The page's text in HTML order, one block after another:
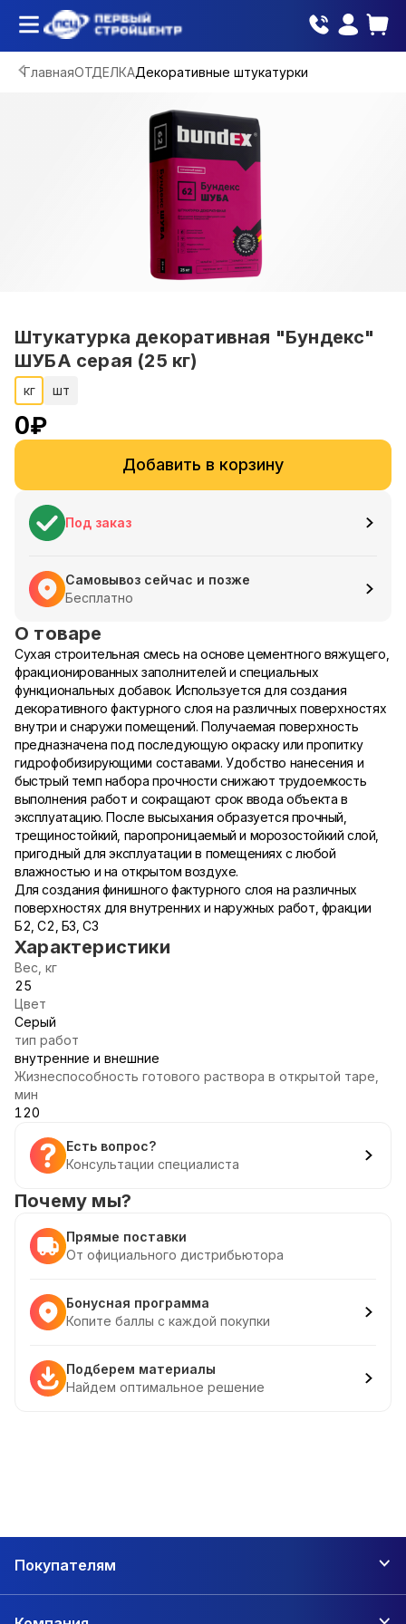
ГлавнаяОТДЕЛКАДекоративные штукатурки
Штукатурка декоративная "Бундекс"
ШУБА серая (25 кг)
кг шт
0₽
Добавить в корзину
Под заказ
Самовывоз сейчас и позже
Бесплатно
О товаре
Сухая строительная смесь на основе цементного вяжущего,
фракционированных заполнителей и специальных
функциональных добавок. Используется для создания
декоративного фактурного слоя на различных поверхностях
внутри и снаружи помещений. Получаемая поверхность
предназначена под последующую окраску или пропитку
гидрофобизирующими составами. Удобство нанесения и
быстрый темп набора прочности снижают трудоемкость
выполнения работ и сокращают срок ввода объекта в
эксплуатацию. После высыхания образуется прочный,
трещиностойкий, паропроницаемый и морозостойкий слой,
пригодный для эксплуатации в помещениях с любой
влажностью и на открытом воздухе.
Для создания финишного фактурного слоя на различных
поверхностях для внутренних и наружных работ, фракции
Б2, С2, Б3, С3
Характеристики
Вес, кг
25
Цвет
Серый
тип работ
внутренние и внешние
Жизнеспособность готового раствора в открытой таре,
мин
120
Есть вопрос?
Консультации специалиста
Почему мы?
Прямые поставки
От официального дистрибьютора
Бонусная программа
Копите баллы с каждой покупки
Подберем материалы
Найдем оптимальное решение
Покупателям